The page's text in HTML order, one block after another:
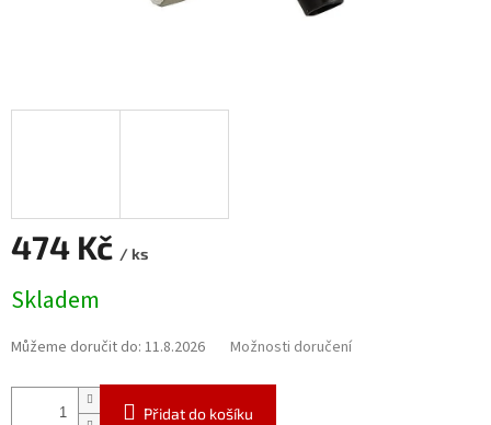
474 Kč / ks
cena:
Skladem
Můžeme doručit do: 11.8.2026 Možnosti doručení
Přidat do košíku